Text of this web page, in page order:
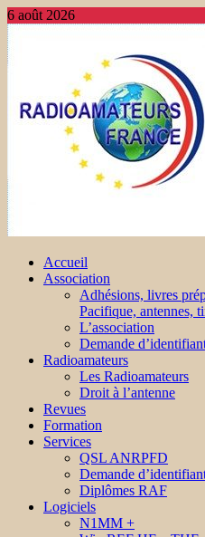
6 août 2026
Accueil
Association
Adhésions, livres
Pacifique, antennes,
L’association
Demande
Radioamateurs
Les Radioamateurs
Droit à l’antenne
Revues
Formation
Services
QSL ANRPFD
Demande
Diplômes RAF
Logiciels
N1MM +